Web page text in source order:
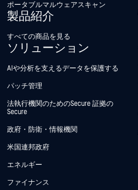
ポータブルマルウェアスキャン
製品紹介
すべての商品を見る
ソリューション
AIや分析を支えるデータを保護する
パッチ管理
法執行機関のためのSecure 証拠の
Secure
政府・防衛・情報機関
米国連邦政府
エネルギー
ファイナンス